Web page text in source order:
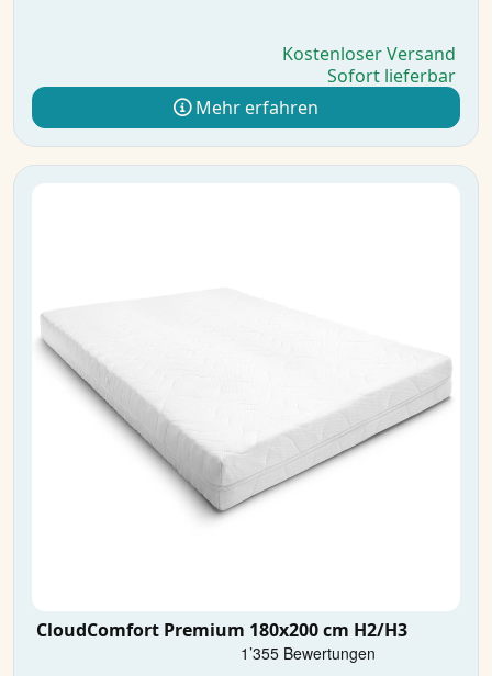
Kostenloser Versand
Sofort lieferbar
Mehr erfahren
CloudComfort Premium 180x200 cm H2/H3